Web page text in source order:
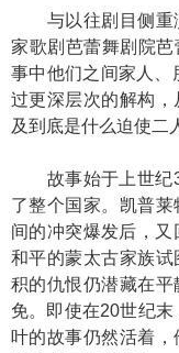
与以往剧目侧重
家歌剧芭蕾舞剧院芭
事中他们之间家人、
过更深层次的解构
及到底是什么迫使二
故事始于上世纪
了整个国家。凯普
间的冲突爆发后，
和平的蒙太古家族
积的仇恨仍潜藏在
免。即使在20世纪
叶的故事仍然活着